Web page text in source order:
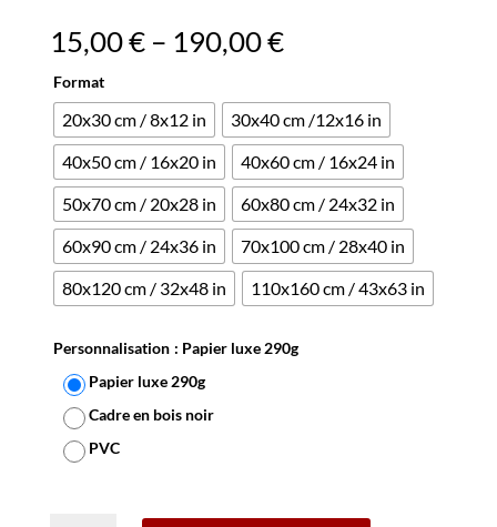
15,00€– 190,00€
Format
20x30 cm / 8x12 in
30x40 cm /12x16 in
40x50 cm / 16x20 in
40x60 cm / 16x24 in
50x70 cm / 20x28 in
60x80 cm / 24x32 in
60x90 cm / 24x36 in
70x100 cm / 28x40 in
80x120 cm / 32x48 in
110x160 cm / 43x63 in
Personnalisation : Papier luxe 290g
Papier luxe 290g
Cadre en bois noir
PVC